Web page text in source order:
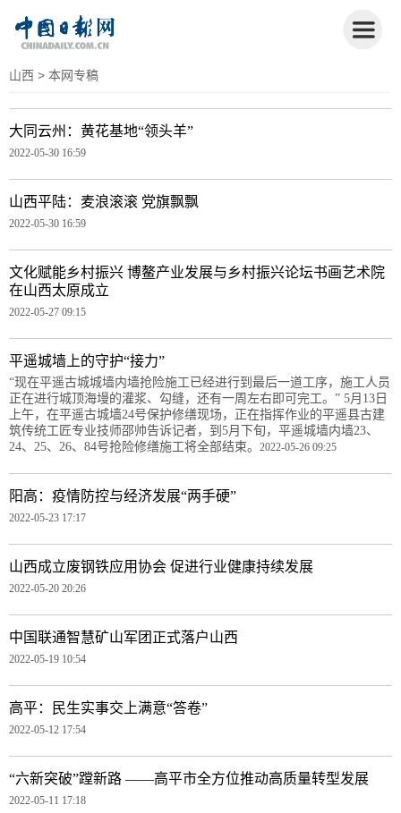
山西 > 本网专稿
大同云州：黄花基地“领头羊”
2022-05-30 16:59
山西平陆：麦浪滚滚 党旗飘飘
2022-05-30 16:59
文化赋能乡村振兴 博鳌产业发展与乡村振兴论坛书画艺术院
在山西太原成立
2022-05-27 09:15
平遥城墙上的守护“接力”
“现在平遥古城城墙内墙抢险施工已经进行到最后一道工序，施工人员
正在进行城顶海墁的灌浆、勾缝，还有一周左右即可完工。” 5月13日
上午，在平遥古城墙24号保护修缮现场，正在指挥作业的平遥县古建
筑传统工匠专业技师邵帅告诉记者，到5月下旬，平遥城墙内墙23、
24、25、26、84号抢险修缮施工将全部结束。 2022-05-26 09:25
阳高：疫情防控与经济发展“两手硬”
2022-05-23 17:17
山西成立废钢铁应用协会 促进行业健康持续发展
2022-05-20 20:26
中国联通智慧矿山军团正式落户山西
2022-05-19 10:54
高平：民生实事交上满意“答卷”
2022-05-12 17:54
“六新突破”蹚新路 ——高平市全方位推动高质量转型发展
2022-05-11 17:18